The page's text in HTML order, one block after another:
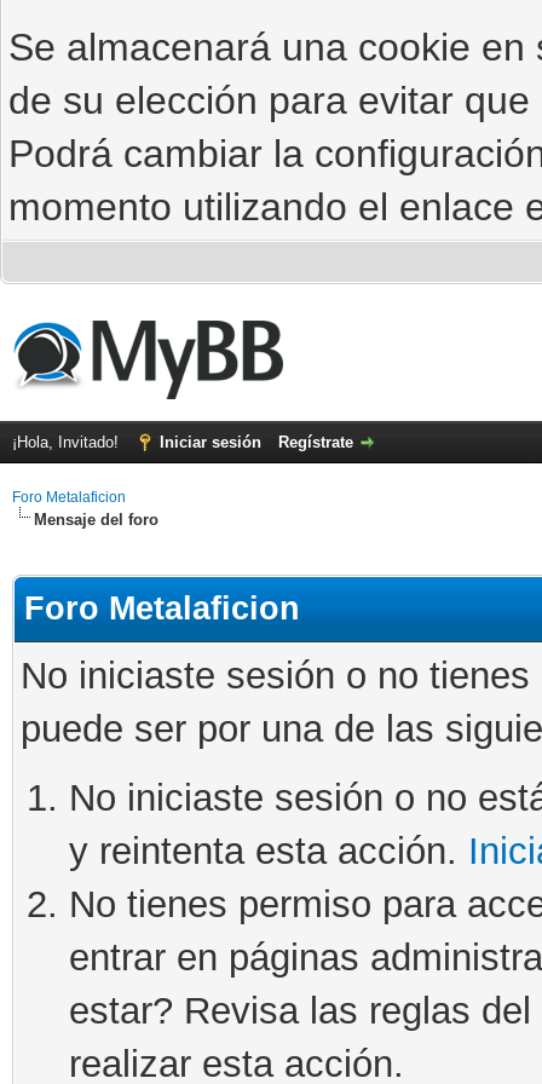
Se almacenará una cookie
de su elección para evitar
Podrá cambiar la
momento utilizando el enlace
¡Hola, Invitado! Iniciar sesión Regístrate
Foro Metalaficion
Mensaje del foro
Foro Metalaficion
No iniciaste sesión o no
puede ser por una de las
No iniciaste sesión o no
y reintenta esta acción.
No tienes permiso para
entrar en páginas
estar? Revisa las reglas
realizar esta acción.